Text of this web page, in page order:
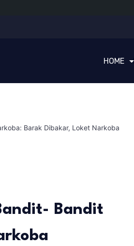
HOME
Barak Dibakar, Loket Narkoba
Bandit